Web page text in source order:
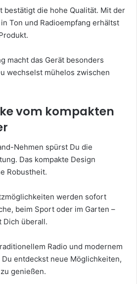
bestätigt die hohe Qualität. Mit der
Ton und Radioempfang erhältst
macht das Gerät besonders
wechselst mühelos zwischen
vom kompakten
Nehmen spürst Du die
Das kompakte Design
Robustheit.
werden sofort
beim Sport oder im Garten –
Dich überall.
Radio und modernem
entdeckst neue Möglichkeiten,
genießen.